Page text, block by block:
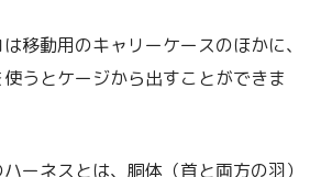
移動用のキャリーケースのほかに、
うとケージから出すことができま
ーネスとは、胴体（首と両方の羽）